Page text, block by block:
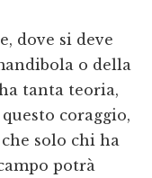
dove si deve
o della
tanta teoria,
coraggio,
solo chi ha
potrà